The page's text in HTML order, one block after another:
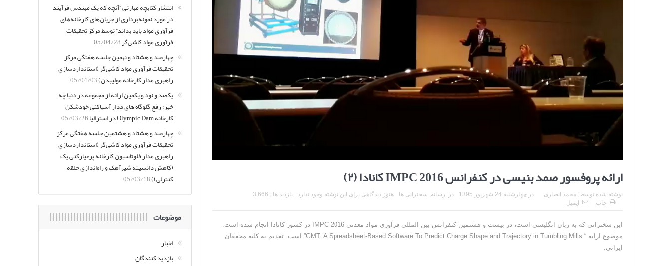
ارائه پروفسور صمد بنیسی در کنفرانس IMPC 2016 کانادا (۲)
نوشته شده توسط:محمد انصاری درچهارشنبه 24 شهریور 1395 در: رسانه, سخنرانی ها هنوز دیدگاهی برای این نوشته وجود ندارد
بازدید ها : 3,666
چاپ
ایمیل
این سخنرانی که به زبان انگلیسی است، در بیست و هشتمین کنفرانس بین المللی فرآوری مواد معدنی IMPC 2016 در کشور کانادا انجام شده است.
موضوع ارایه “ GMT: A Spreadsheet-Based Software To Predict Charge Shape and Trajectory in Tumbling Mills” است. تقدیم به کلیه محققان
ایرانی.
انتشار کتابچه مهارتی “آنچه که یک مهندس فرآیند
در مورد نمونه‌برداری از جریان‌های کارخانه‌های
فرآوری مواد باید بداند” توسط مرکز تحقیقات
فرآوری مواد کاشی‌گر05/04/28
چهارصد و هشتاد و نهمین جلسه هفتگی مرکز
تحقیقات فرآوری مواد کاشی‌گر (استانداردسازی
راهبری مدار کارخانه مولیبدن)05/04/03
یکصد و نود و یکمین ارائه از مجموعه در دنیا چه
خبر: رفع گلوگاه های مدار آسیاکنی خودشکن
کارخانه Olympic Dam در استرالیا
05/03/26
چهارصد و هشتاد و هشتمین جلسه هفتگی مرکز
تحقیقات فرآوری مواد کاشی‌گر (استانداردسازی
راهبری مدار فلوتاسیون کارخانه پرعیارکنی یک
(کاهش دانسیته شیرآهک و راه‌اندازی حلقه
کنترلی))05/03/18
موضوعات
اخبار
بازدید کنندگان